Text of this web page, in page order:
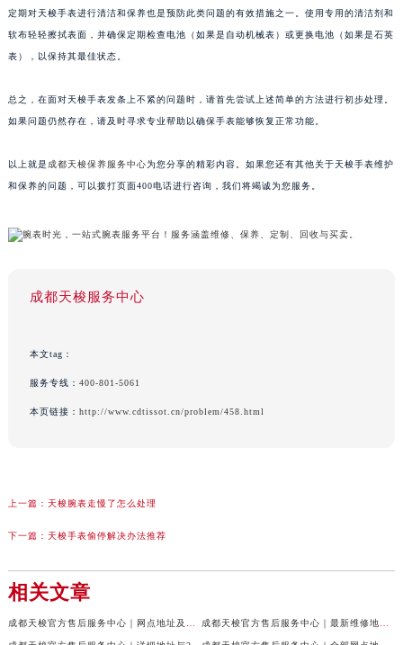
定期对天梭手表进行清洁和保养也是预防此类问题的有效措施之一。使用专用的清洁剂和
软布轻轻擦拭表面，并确保定期检查电池（如果是自动机械表）或更换电池（如果是石英
表），以保持其最佳状态。
总之，在面对天梭手表发条上不紧的问题时，请首先尝试上述简单的方法进行初步处理。
如果问题仍然存在，请及时寻求专业帮助以确保手表能够恢复正常功能。
以上就是 成都天梭保养服务中心为您分享的精彩内容。如果您还有其他关于天梭手表维护
和保养的问题，可以拨打页面400电话进行咨询，我们将竭诚为您服务。
成都天梭服务中心
本文tag：
服务专线： 400-801-5061
本页链接： http://www.cdtissot.cn/problem/458.html
上一篇： 天梭腕表走慢了怎么处理
下一篇： 天梭手表偷停解决办法推荐
相关文章